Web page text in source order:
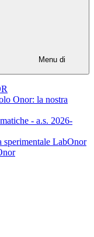
Menu di
Onor: la nostra
- a.s. 2026-
sperimentale LabOnor